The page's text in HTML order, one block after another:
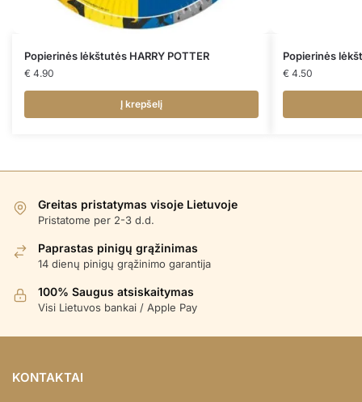
Popierinės lėkštutės HARRY POTTER
€ 4.90
Į krepšelį
Popierinės
€ 4.50
Greitas pristatymas visoje Lietuvoje
Pristatome per 2-3 d.d.
Paprastas pinigų grąžinimas
14 dienų pinigų grąžinimo garantija
100% Saugus atsiskaitymas
Visi Lietuvos bankai / Apple Pay
KONTAKTAI